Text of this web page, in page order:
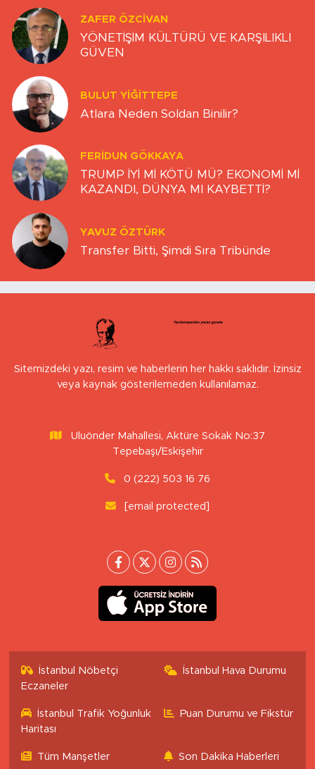
ZAFER ÖZCIVAN
YÖNETİŞİM KÜLTÜRÜ VE KARŞILIKLI
GÜVEN
BULUT YİĞİTTEPE
Atlara Neden Soldan Binilir?
FERIDUN GÖKKAYA
TRUMP İYİ Mİ KÖTÜ MÜ? EKONOMİ Mİ
KAZANDI, DÜNYA MI KAYBETTİ?
YAVUZ ÖZTÜRK
Transfer Bitti, Şimdi Sıra Tribünde
Sitemizdeki yazı, resim ve haberlerin her hakkı saklıdır. İzinsiz
veya kaynak gösterilemeden kullanılamaz.
Uluönder Mahallesi, Aktüre Sokak No:37
Tepebaşı/Eskişehir
0 (222) 503 16 76
[email protected]
İstanbul Nöbetçi
Eczaneler
İstanbul Hava Durumu
İstanbul Trafik Yoğunluk
Haritası
Puan Durumu ve Fikstür
Tüm Manşetler Son Dakika Haberleri